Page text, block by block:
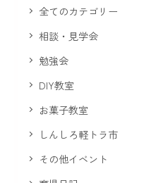
全てのカテゴリー
相談・見学会
勉強会
DIY教室
お菓子教室
しんしろ軽トラ市
その他イベント